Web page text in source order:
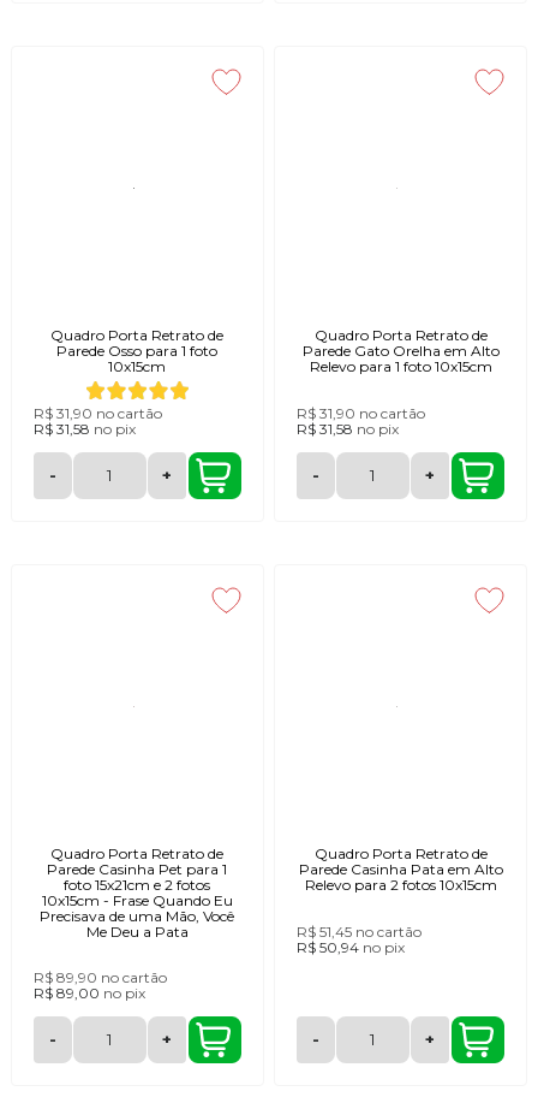
Quadro Porta Retrato de
Parede Osso para 1 foto
10x15cm
R$ 31,90 no cartão
R$ 31,58 no pix
- +
Quadro Porta Retrato de
Parede Gato Orelha em Alto
Relevo para 1 foto 10x15cm
R$ 31,90 no cartão
R$ 31,58 no pix
- +
Quadro Porta Retrato de
Parede Casinha Pet para 1
foto 15x21cm e 2 fotos
10x15cm - Frase Quando Eu
Precisava de uma Mão, Você
Me Deu a Pata
R$ 89,90 no cartão
R$ 89,00 no pix
- +
Quadro Porta Retrato de
Parede Casinha Pata em Alto
Relevo para 2 fotos 10x15cm
R$ 51,45 no cartão
R$ 50,94 no pix
- +